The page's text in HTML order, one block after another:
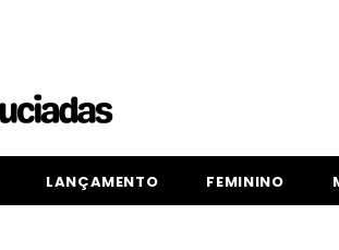
LANÇAMENTO FEMININO